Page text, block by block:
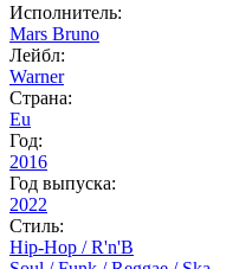
Исполнитель:
Mars Bruno
Лейбл:
Warner
Страна:
Eu
Год:
2016
Год выпуска:
2022
Стиль:
Hip-Hop / R'n'B